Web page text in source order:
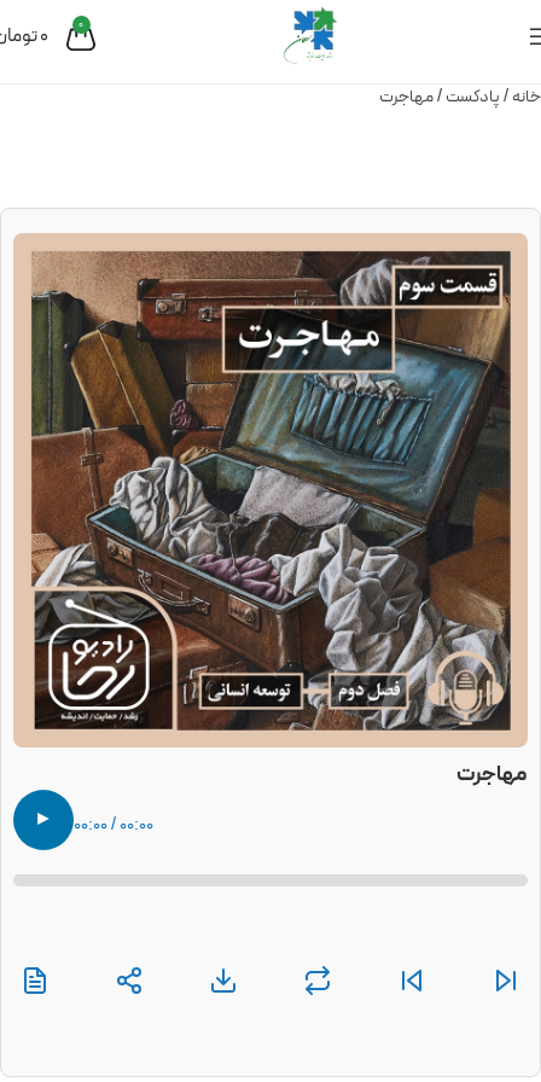
0
0
خانه پادکست مهاجرت
مهاجرت
۰۰:۰۰ / ۰۰:۰۰ ►